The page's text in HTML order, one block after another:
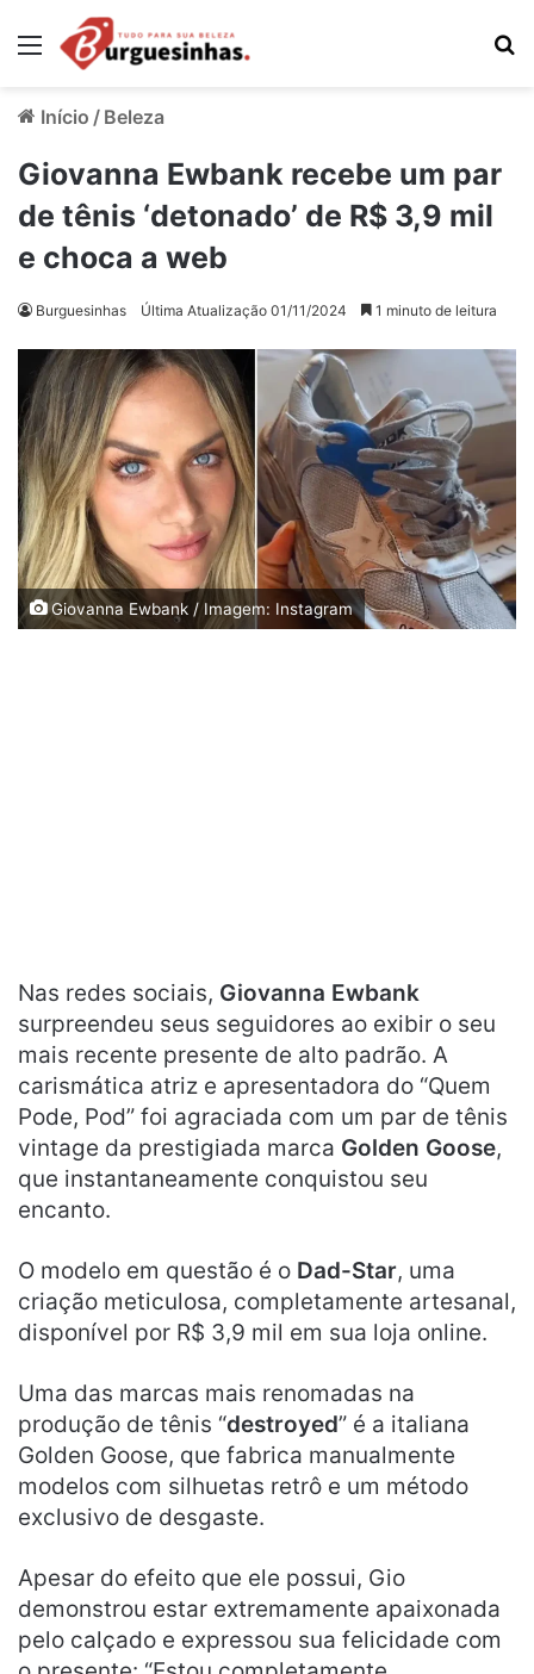
Menu
Início / Beleza
Giovanna Ewbank recebe um par
de tênis ‘detonado’ de R$ 3,9 mil
e choca a web
Burguesinhas Última Atualização 01/11/2024 1 minuto de leitura
Giovanna Ewbank / Imagem: Instagram
Nas redes sociais, Giovanna Ewbank
surpreendeu seus seguidores ao exibir o seu
mais recente presente de alto padrão. A
carismática atriz e apresentadora do “Quem
Pode, Pod” foi agraciada com um par de tênis
vintage da prestigiada marca Golden Goose,
que instantaneamente conquistou seu
encanto.
O modelo em questão é o Dad-Star, uma
criação meticulosa, completamente artesanal,
disponível por R$ 3,9 mil em sua loja online.
Uma das marcas mais renomadas na
produção de tênis “destroyed” é a italiana
Golden Goose, que fabrica manualmente
modelos com silhuetas retrô e um método
exclusivo de desgaste.
Apesar do efeito que ele possui, Gio
demonstrou estar extremamente apaixonada
pelo calçado e expressou sua felicidade com